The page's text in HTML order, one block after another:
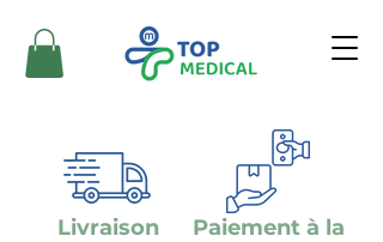
Livraison
Paiement à la